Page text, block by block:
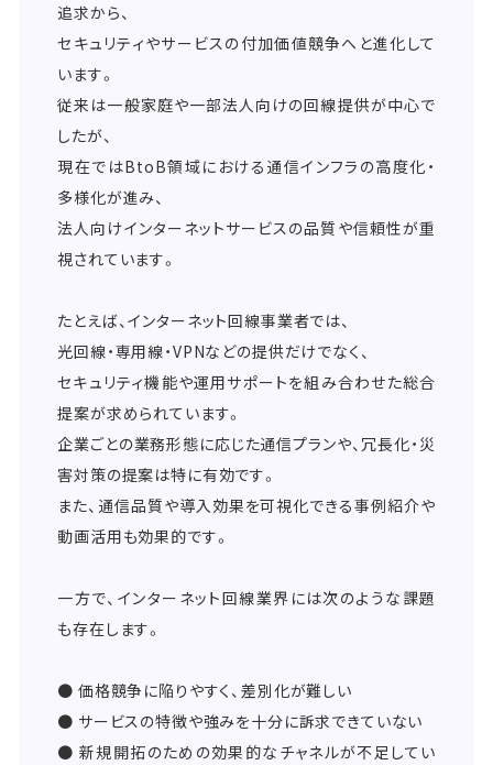
追求から、
セキュリティやサービスの付加価値競争へと進化して
います。
従来は一般家庭や一部法人向けの回線提供が中心で
したが、
現在ではBtoB領域における通信インフラの高度化・
多様化が進み、
法人向けインターネットサービスの品質や信頼性が重
視されています。
たとえば、インターネット回線事業者では、
光回線・専用線・VPNなどの提供だけでなく、
セキュリティ機能や運用サポートを組み合わせた総合
提案が求められています。
企業ごとの業務形態に応じた通信プランや、冗長化・災
害対策の提案は特に有効です。
また、通信品質や導入効果を可視化できる事例紹介や
動画活用も効果的です。
一方で、インターネット回線業界には次のような課題
も存在します。
● 価格競争に陥りやすく、差別化が難しい
● サービスの特徴や強みを十分に訴求できていない
● 新規開拓のための効果的なチャネルが不足してい